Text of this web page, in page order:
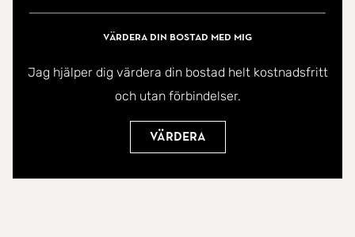
Skurups kommuns bygglovsguide:
https://www.skurup.se/bygga-bo-och-
Under "Bygga och bo" hitta alla gällande
detaljplaner i Skurups kommun:
https://karta.skurup.se/
Värdera din bostad med mig
Jag hjälper dig värdera din bostad helt kostnadsfritt
och utan förbindelser.
Värdera